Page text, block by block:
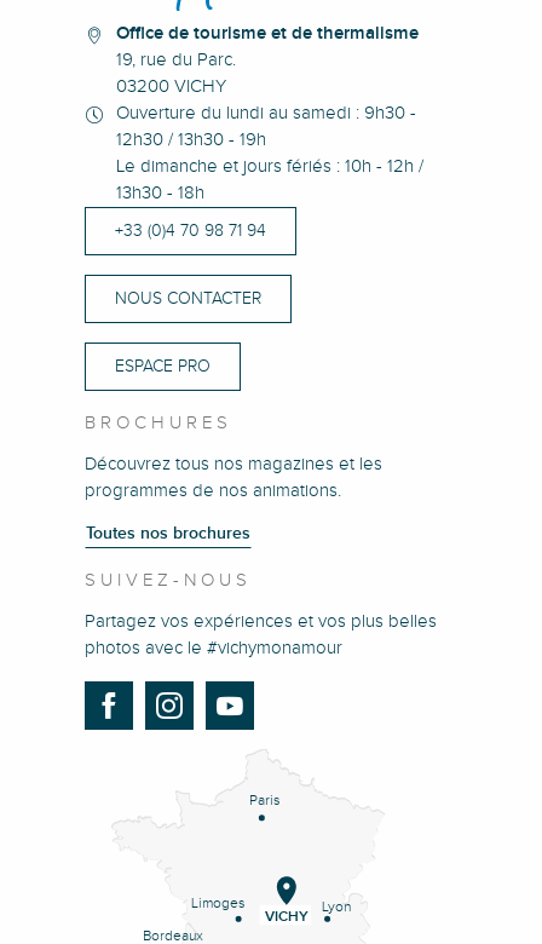
Office de tourisme et de thermalisme
19, rue du Parc.
03200 VICHY
Ouverture du lundi au samedi : 9h30 -
12h30 / 13h30 - 19h
Le dimanche et jours fériés : 10h - 12h /
13h30 - 18h
+33 (0)4 70 98 71 94
NOUS CONTACTER
ESPACE PRO
BROCHURES
Découvrez tous nos magazines et les
programmes de nos animations.
Toutes nos brochures
SUIVEZ-NOUS
Partagez vos expériences et vos plus belles
photos avec le #vichymonamour
Paris
Lyon
Limoges
Bordeaux
VICHY